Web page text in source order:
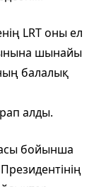
LRT оны ел
шынайы
балалық
алды.
бойынша